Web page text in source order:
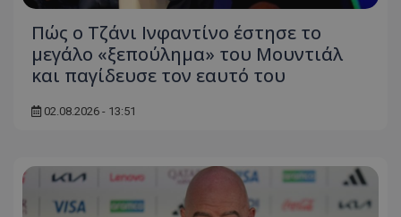
Πώς ο Τζάνι Ινφαντίνο έστησε το
μεγάλο «ξεπούλημα» του Μουντιάλ
και παγίδευσε τον εαυτό του
02.08.2026 - 13:51